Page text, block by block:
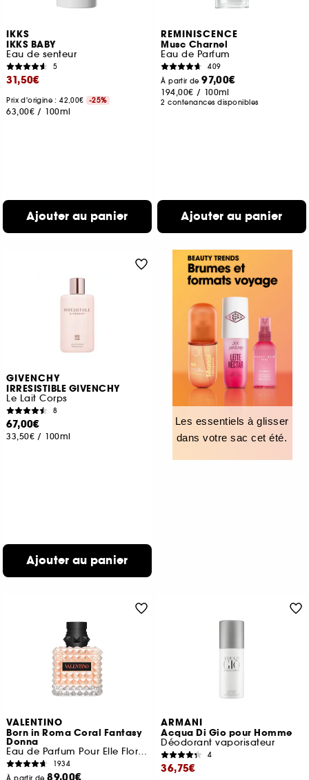
IKKS
IKKS BABY
Eau de senteur
5
31,50€
Prix d'origine : 42,00€ -25%
63,00€ / 100ml
Ajouter au panier
REMINISCENCE
Musc Charnel
Eau de Parfum
409
À partir de97,00€
194,00€ / 100ml
2 contenances disponibles
Ajouter au panier
GIVENCHY
IRRESISTIBLE GIVENCHY
Le Lait Corps
8
67,00€
33,50€ / 100ml
Ajouter au panier
Les essentiels à glisser
dans votre sac cet été.
VALENTINO
Born in Roma Coral Fantasy
Donna
Eau de Parfum Pour Elle Florale Fruitée
1934
89,00€
ARMANI
Acqua Di Gio pour Homme
Déodorant vaporisateur
4
36,75€